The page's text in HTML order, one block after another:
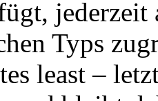
Typs
least –